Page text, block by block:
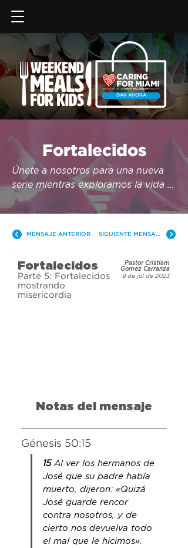
DAR AHORA
Fortalecidos
Únete a nosotros para una nueva
serie mientras exploramos la vida
de José y cómo se mantuvo firme
en su fe contra viento y marea.
MENSAJE ANTERIOR SIGUIENTE MENSAJE
Fortalecidos
Parte 5: Fortalecidos
mostrando
misericordia
Pastor Cristiam
Gomez Carranza
9 de jul de 2023
Notas del mensaje
Génesis 50:15
15 Al ver los hermanos de
José que su padre había
muerto, dijeron: «Quizá
José guarde rencor
contra nosotros, y de
cierto nos devuelva todo
el mal que le hicimos».